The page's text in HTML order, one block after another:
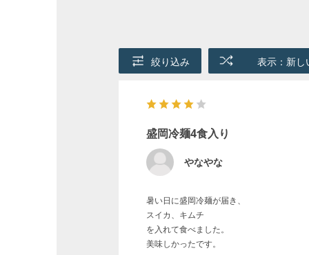
絞り込み 表示：新し
盛岡冷麺4食入り
やなやな
暑い日に盛岡冷麺が届き、
スイカ、キムチ
を入れて食べました。
美味しかったです。